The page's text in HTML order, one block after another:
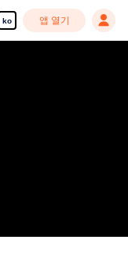
ko 앱 열기